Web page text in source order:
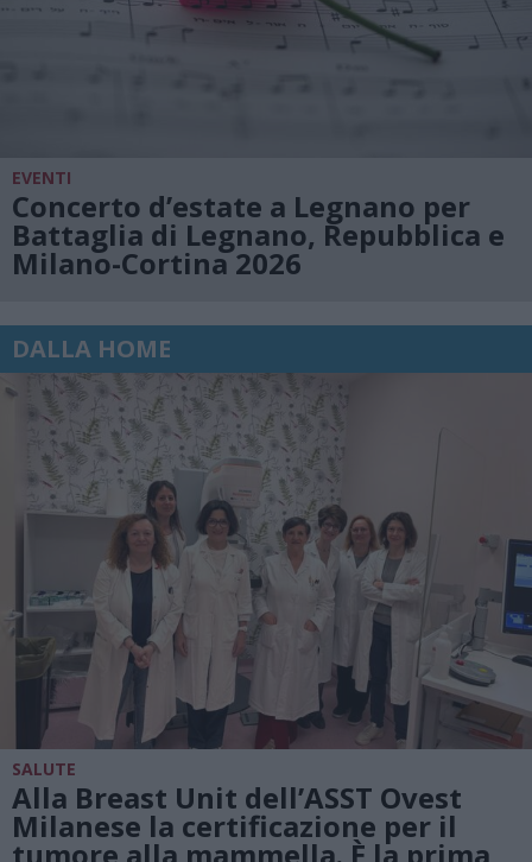
EVENTI
Concerto d’estate a Legnano per
Battaglia di Legnano, Repubblica e
Milano-Cortina 2026
DALLA HOME
SALUTE
Alla Breast Unit dell’ASST Ovest
Milanese la certificazione per il
tumore alla mammella. È la prima